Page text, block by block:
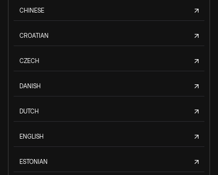
CHINESE
CROATIAN
CZECH
DANISH
DUTCH
ENGLISH
ESTONIAN